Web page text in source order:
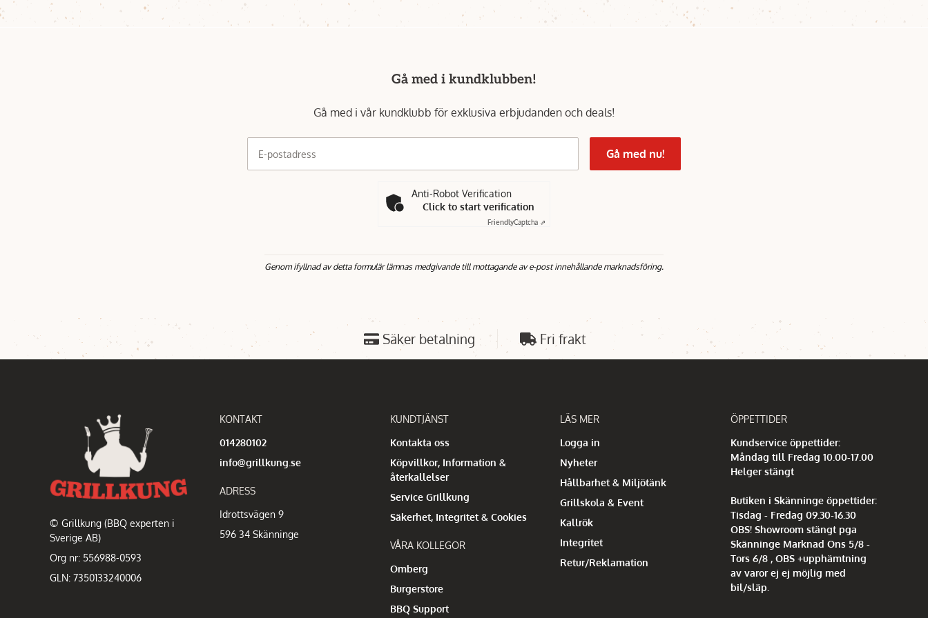
Gå med i kundklubben!
Gå med i vår kundklubb för exklusiva erbjudanden och deals!
E-postadress Gå med nu!
Anti-Robot Verification
Click to start verification
FriendlyCaptcha ⇗
Genom ifyllnad av detta formulär lämnas medgivande till mottagande av e-post innehållande marknadsföring.
Säker betalning Fri frakt
© Grillkung (BBQ experten i
Sverige AB)
Org nr: 556988-0593
GLN: 7350133240006
KONTAKT
014280102
info@grillkung.se
ADRESS
Idrottsvägen 9
596 34 Skänninge
KUNDTJÄNST
Kontakta oss
Köpvillkor, Information &
återkallelser
Service Grillkung
Säkerhet, Integritet & Cookies
VÅRA KOLLEGOR
Omberg
Burgerstore
BBQ Support
LÄS MER
Logga in
Nyheter
Hållbarhet & Miljötänk
Grillskola & Event
Kallrök
Integritet
Retur/Reklamation
ÖPPETTIDER
Kundservice öppettider:
Måndag till Fredag 10.00-17.00
Helger stängt
Butiken i Skänninge öppettider:
Tisdag - Fredag 09.30-16.30
OBS! Showroom stängt pga
Skänninge Marknad Ons 5/8 -
Tors 6/8 , OBS +upphämtning
av varor ej ej möjlig med
bil/släp.